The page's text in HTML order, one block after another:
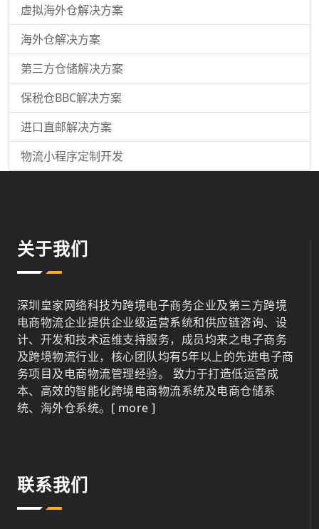
虚拟海外仓解决方案
海外仓解决方案
第三方仓储解决方案
保税仓BBC解决方案
进口直邮解决方案
物流小程序定制开发
关于我们
深圳皇家网络科技为跨境电子商务企业及第三方跨境
电商物流企业提供企业级运营系统和供应链咨询、设
计、开发和技术运维支持服务，成员均来之电子商务
及跨境物流行业，核心团队均有5年以上的先进电子商
务项目及电商物流管理经验。 致力于打造低运营成
本、高效的智能化跨境电商物流系统及电商仓储系
统、海外仓系统。 [ more ]
联系我们